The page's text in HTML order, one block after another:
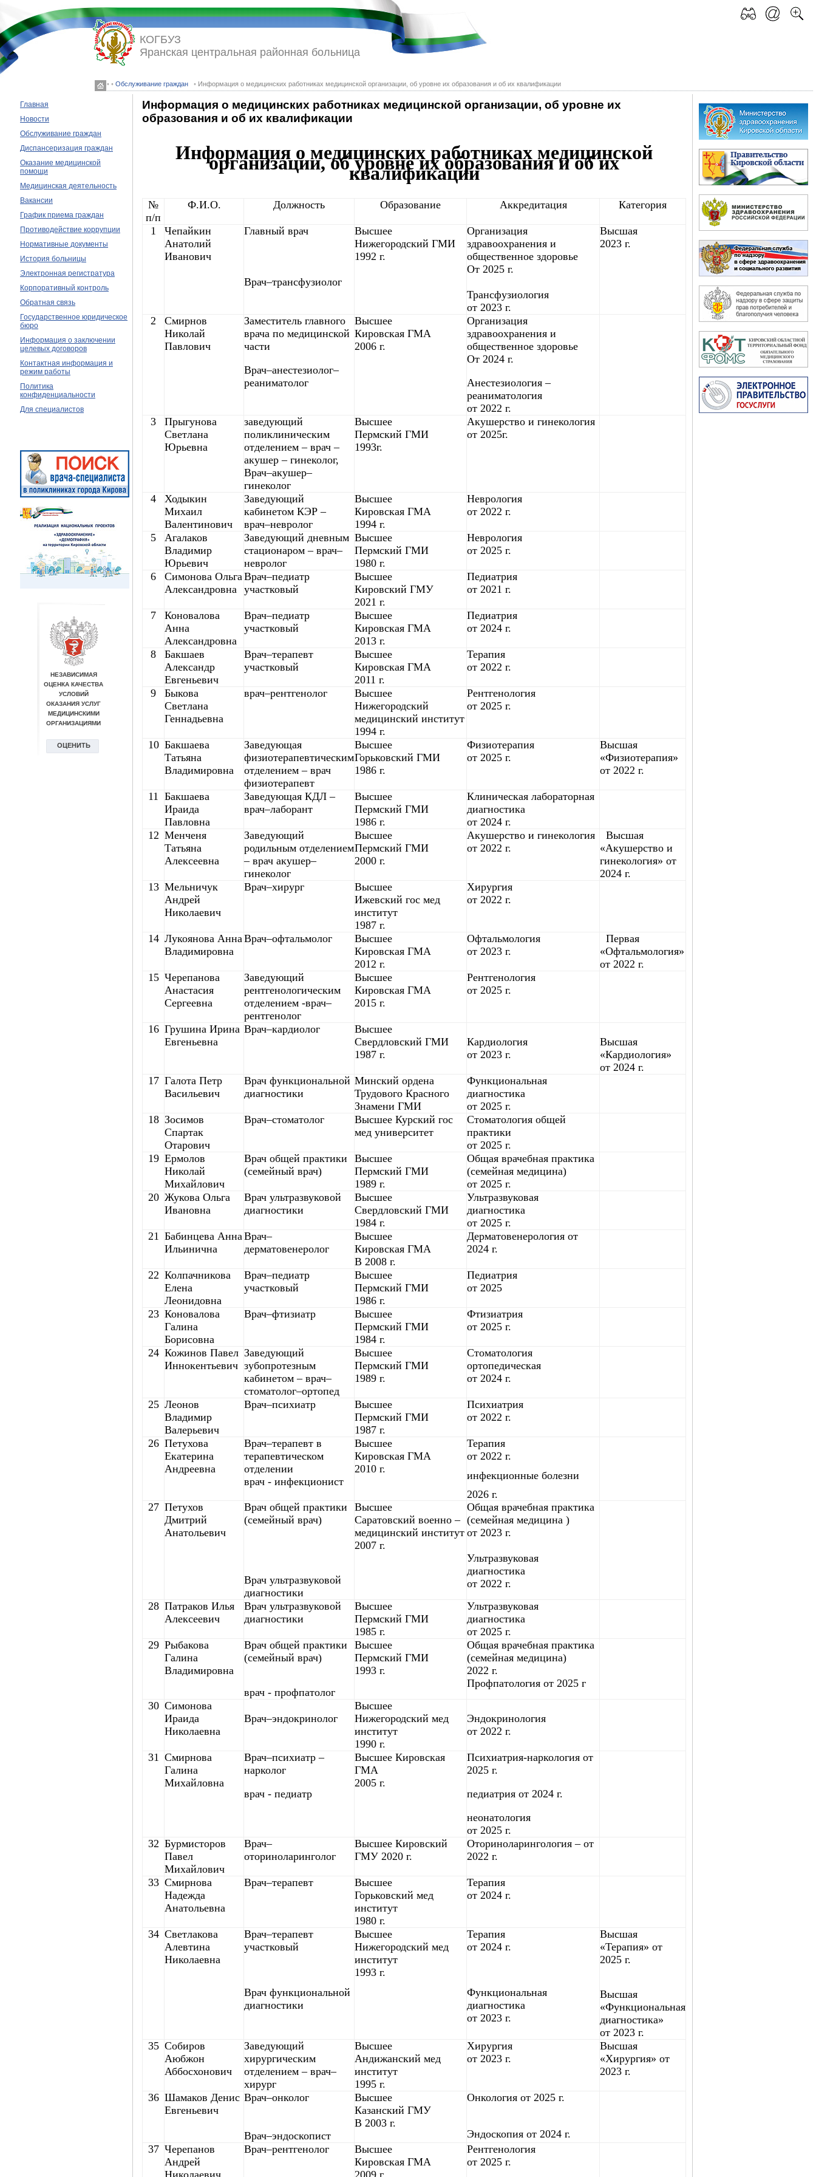
◦ ◦Обслуживание граждан ◦ Информация о медицинских работниках медицинской организации, об уровне их образования и об их квалификации
КОГБУЗ
Яранская центральная районная больница
Главная
Новости
Обслуживание граждан
Диспансеризация граждан
Оказание медицинской
помощи
Медицинская деятельность
Вакансии
График приема граждан
Противодействие коррупции
Нормативные документы
История больницы
Электронная регистратура
Корпоративный контроль
Обратная связь
Государственное юридическое
бюро
Информация о заключении
целевых договоров
Контактная информация и
режим работы
Политика
конфиденциальности
Для специалистов
Информация о медицинских работниках медицинской организации, об уровне их
образования и об их квалификации
Информация о медицинских работниках медицинской
организации, об уровне их образования и об их
квалификации
№
п/п
Ф.И.О. Должность Образование Аккредитация Категория
1
Чепайкин
Анатолий
Иванович
Главный врач
Врач–трансфузиолог
Высшее
Нижегородский ГМИ
1992 г.
Организация
здравоохранения и
общественное здоровье
От 2025 г.
Трансфузиология
от 2023 г.
Высшая
2023 г.
2
Смирнов
Николай
Павлович
Заместитель главного
врача по медицинской
части
Врач–анестезиолог–
реаниматолог
Высшее
Кировская ГМА
2006 г.
Организация
здравоохранения и
общественное здоровье
От 2024 г.
Анестезиология –
реаниматология
от 2022 г.
3
Прыгунова
Светлана
Юрьевна
заведующий
поликлиническим
отделением – врач –
акушер – гинеколог,
Врач–акушер–
гинеколог
Высшее
Пермский ГМИ
1993г.
Акушерство и гинекология
от 2025г.
4
Ходыкин
Михаил
Валентинович
Заведующий
кабинетом КЭР –
врач–невролог
Высшее
Кировская ГМА
1994 г.
Неврология
от 2022 г.
5
Агалаков
Владимир
Юрьевич
Заведующий дневным
стационаром – врач–
невролог
Высшее
Пермский ГМИ
1980 г.
Неврология
от 2025 г.
6
Симонова Ольга
Александровна
Врач–педиатр
участковый
Высшее
Кировский ГМУ
2021 г.
Педиатрия
от 2021 г.
7
Коновалова
Анна
Александровна
Врач–педиатр
участковый
Высшее
Кировская ГМА
2013 г.
Педиатрия
от 2024 г.
8
Бакшаев
Александр
Евгеньевич
Врач–терапевт
участковый
Высшее
Кировская ГМА
2011 г.
Терапия
от 2022 г.
9
Быкова
Светлана
Геннадьевна
врач–рентгенолог
Высшее
Нижегородский
медицинский институт
1994 г.
Рентгенология
от 2025 г.
10 Бакшаева
Татьяна
Владимировна
Заведующая
физиотерапевтическим
отделением – врач
физиотерапевт
Высшее
Горьковский ГМИ
1986 г.
Физиотерапия
от 2025 г.
Высшая
«Физиотерапия»
от 2022 г.
11
Бакшаева
Ираида
Павловна
Заведующая КДЛ –
врач–лаборант
Высшее
Пермский ГМИ
1986 г.
Клиническая лабораторная
диагностика
от 2024 г.
12 Менченя
Татьяна
Алексеевна
Заведующий
родильным отделением
– врач акушер–
гинеколог
Высшее
Пермский ГМИ
2000 г.
Акушерство и гинекология
от 2022 г.
Высшая
«Акушерство и
гинекология» от
2024 г.
13 Мельничук
Андрей
Николаевич
Врач–хирург
Высшее
Ижевский гос мед
институт
1987 г.
Хирургия
от 2022 г.
14 Лукоянова Анна
Владимировна
Врач–офтальмолог
Высшее
Кировская ГМА
2012 г.
Офтальмология
от 2023 г.
Первая
«Офтальмология»
от 2022 г.
15 Черепанова
Анастасия
Сергеевна
Заведующий
рентгенологическим
отделением -врач–
рентгенолог
Высшее
Кировская ГМА
2015 г.
Рентгенология
от 2025 г.
16 Грушина Ирина
Евгеньевна
Врач–кардиолог
Высшее
Свердловский ГМИ
1987 г.
Кардиология
от 2023 г.
Высшая
«Кардиология»
от 2024 г.
17 Галота Петр
Васильевич
Врач функциональной
диагностики
Минский ордена
Трудового Красного
Знамени ГМИ
Функциональная
диагностика
от 2025 г.
18 Зосимов
Спартак
Отарович
Врач–стоматолог
Высшее Курский гос
мед университет
Стоматология общей
практики
от 2025 г.
19 Ермолов
Николай
Михайлович
Врач общей практики
(семейный врач)
Высшее
Пермский ГМИ
1989 г.
Общая врачебная практика
(семейная медицина)
от 2025 г.
20 Жукова Ольга
Ивановна
Врач ультразвуковой
диагностики
Высшее
Свердловский ГМИ
1984 г.
Ультразвуковая
диагностика
от 2025 г.
21 Бабинцева Анна
Ильинична
Врач–
дерматовенеролог
Высшее
Кировская ГМА
В 2008 г.
Дерматовенерология от
2024 г.
22 Колпачникова
Елена
Леонидовна
Врач–педиатр
участковый
Высшее
Пермский ГМИ
1986 г.
Педиатрия
от 2025
23 Коновалова
Галина
Борисовна
Врач–фтизиатр
Высшее
Пермский ГМИ
1984 г.
Фтизиатрия
от 2025 г.
24 Кожинов Павел
Иннокентьевич
Заведующий
зубопротезным
кабинетом – врач–
стоматолог–ортопед
Высшее
Пермский ГМИ
1989 г.
Стоматология
ортопедическая
от 2024 г.
25 Леонов
Владимир
Валерьевич
Врач–психиатр
Высшее
Пермский ГМИ
1987 г.
Психиатрия
от 2022 г.
26 Петухова
Екатерина
Андреевна
Врач–терапевт в
терапевтическом
отделении
врач - инфекционист
Высшее
Кировская ГМА
2010 г.
Терапия
от 2022 г.
инфекционные болезни
2026 г.
27 Петухов
Дмитрий
Анатольевич
Врач общей практики
(семейный врач)
Врач ультразвуковой
диагностики
Высшее
Саратовский военно –
медицинский институт
2007 г.
Общая врачебная практика
(семейная медицина )
от 2023 г.
Ультразвуковая
диагностика
от 2022 г.
28 Патраков Илья
Алексеевич
Врач ультразвуковой
диагностики
Высшее
Пермский ГМИ
1985 г.
Ультразвуковая
диагностика
от 2025 г.
29 Рыбакова
Галина
Владимировна
Врач общей практики
(семейный врач)
врач - профпатолог
Высшее
Пермский ГМИ
1993 г.
Общая врачебная практика
(семейная медицина)
2022 г.
Профпатология от 2025 г
30 Симонова
Ираида
Николаевна
Врач–эндокринолог
Высшее
Нижегородский мед
институт
1990 г.
Эндокринология
от 2022 г.
31 Смирнова
Галина
Михайловна
Врач–психиатр –
нарколог
врач - педиатр
Высшее Кировская
ГМА
2005 г.
Психиатрия-наркология от
2025 г.
педиатрия от 2024 г.
неонатология
от 2025 г.
32 Бурмисторов
Павел
Михайлович
Врач–
оториноларинголог
Высшее Кировский
ГМУ 2020 г.
Оториноларингология – от
2022 г.
33 Смирнова
Надежда
Анатольевна
Врач–терапевт
Высшее
Горьковский мед
институт
1980 г.
Терапия
от 2024 г.
34 Светлакова
Алевтина
Николаевна
Врач–терапевт
участковый
Врач функциональной
диагностики
Высшее
Нижегородский мед
институт
1993 г.
Терапия
от 2024 г.
Функциональная
диагностика
от 2023 г.
Высшая
«Терапия» от
2025 г.
Высшая
«Функциональная
диагностика»
от 2023 г.
35 Собиров
Аюбжон
Аббосхонович
Заведующий
хирургическим
отделением – врач–
хирург
Высшее
Андижанский мед
институт
1995 г.
Хирургия
от 2023 г.
Высшая
«Хирургия» от
2023 г.
36 Шамаков Денис
Евгеньевич
Врач–онколог
Врач–эндоскопист
Высшее
Казанский ГМУ
В 2003 г.
Онкология от 2025 г.
Эндоскопия от 2024 г.
37 Черепанов
Андрей
Николаевич
Врач–рентгенолог
Высшее
Кировская ГМА
2009 г.
Рентгенология
от 2025 г.